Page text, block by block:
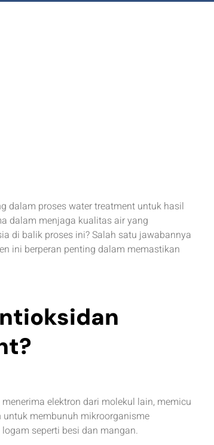
dalam proses water treatment untuk hasil
dalam menjaga kualitas air yang
di balik proses ini? Salah satu jawabannya
ini berperan penting dalam memastikan
elektron dari molekul lain, memicu
membunuh mikroorganisme
seperti besi dan mangan.